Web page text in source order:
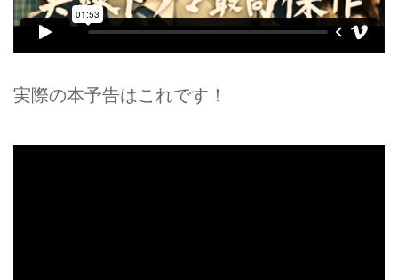
実際の本予告はこれです！